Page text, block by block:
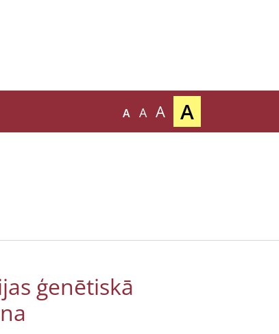
A A A A
ģenētiskā